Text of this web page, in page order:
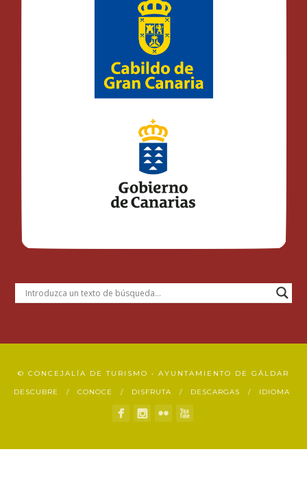
© CONCEJALÍA DE TURISMO • AYUNTAMIENTO DE GÁLDAR
DESCUBRE CONOCE DISFRUTA DESCARGAS IDIOMA